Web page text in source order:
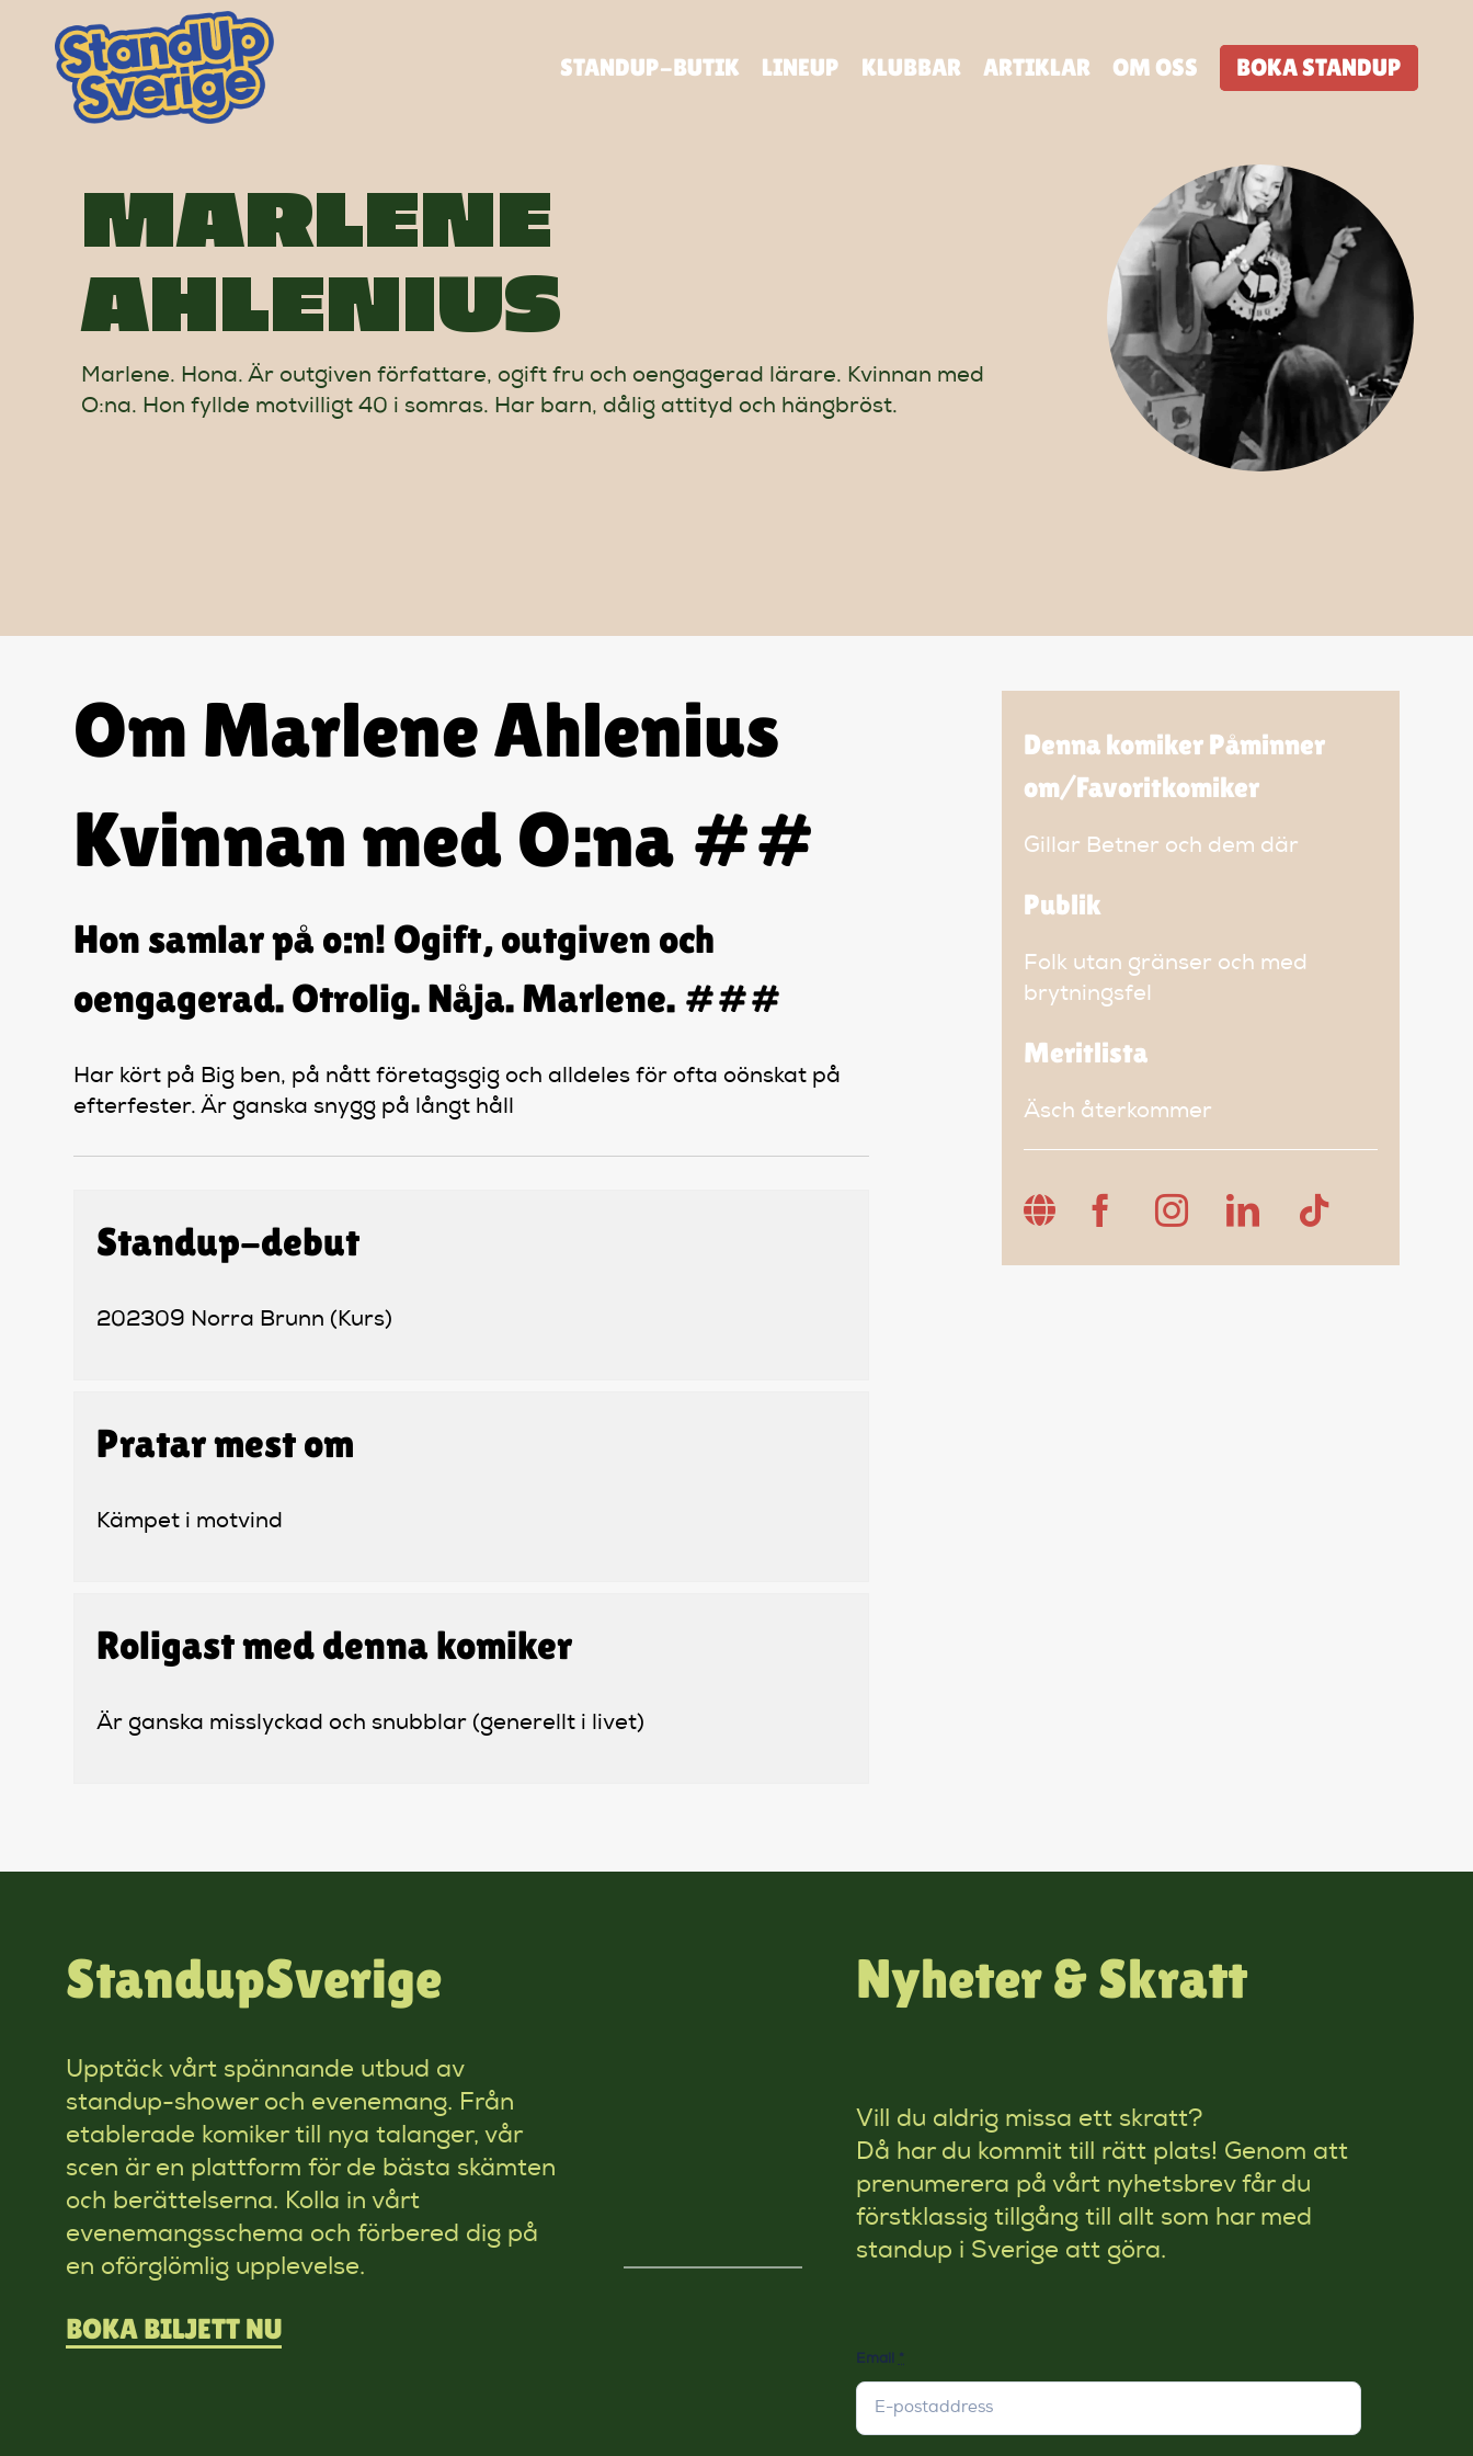
content
STANDUP-BUTIK LINEUP KLUBBAR ARTIKLAR OM OSS BOKA STANDUP
MARLENE
AHLENIUS
Marlene. Hona. Är outgiven författare, ogift fru och oengagerad lärare. Kvinnan med
O:na. Hon fyllde motvilligt 40 i somras. Har barn, dålig attityd och hängbröst.
Om Marlene Ahlenius
Kvinnan med O:na ##
Hon samlar på o:n! Ogift, outgiven och
oengagerad. Otrolig. Nåja. Marlene. ###
Har kört på Big ben, på nått företagsgig och alldeles för ofta oönskat på
efterfester. Är ganska snygg på långt håll
Standup-debut
202309 Norra Brunn (Kurs)
Pratar mest om
Kämpet i motvind
Roligast med denna komiker
Är ganska misslyckad och snubblar (generellt i livet)
Denna komiker Påminner
om/Favoritkomiker
Gillar Betner och dem där
Publik
Folk utan gränser och med
brytningsfel
Meritlista
Äsch återkommer
StandupSverige
Upptäck vårt spännande utbud av
standup-shower och evenemang. Från
etablerade komiker till nya talanger, vår
scen är en plattform för de bästa skämten
och berättelserna. Kolla in vårt
evenemangsschema och förbered dig på
en oförglömlig upplevelse.
BOKA BILJETT NU
Nyheter & Skratt
Vill du aldrig missa ett skratt?
Då har du kommit till rätt plats! Genom att
prenumerera på vårt nyhetsbrev får du
förstklassig tillgång till allt som har med
standup i Sverige att göra.
Email *